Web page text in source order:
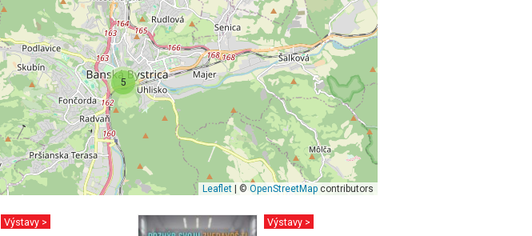
5
Leaflet | ©OpenStreetMap contributors
Výstavy > Výstavy >